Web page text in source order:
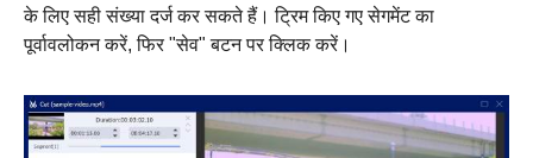
के लिए सही संख्या दर्ज कर सकते हैं। ट्रिम किए गए सेगमेंट का
पूर्वावलोकन करें, फिर "सेव" बटन पर क्लिक करें।